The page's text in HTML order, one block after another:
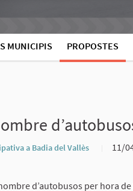
MUNICIPIS PROPOSTES
a Badia del Vallès
11/
d’autobusos per hora